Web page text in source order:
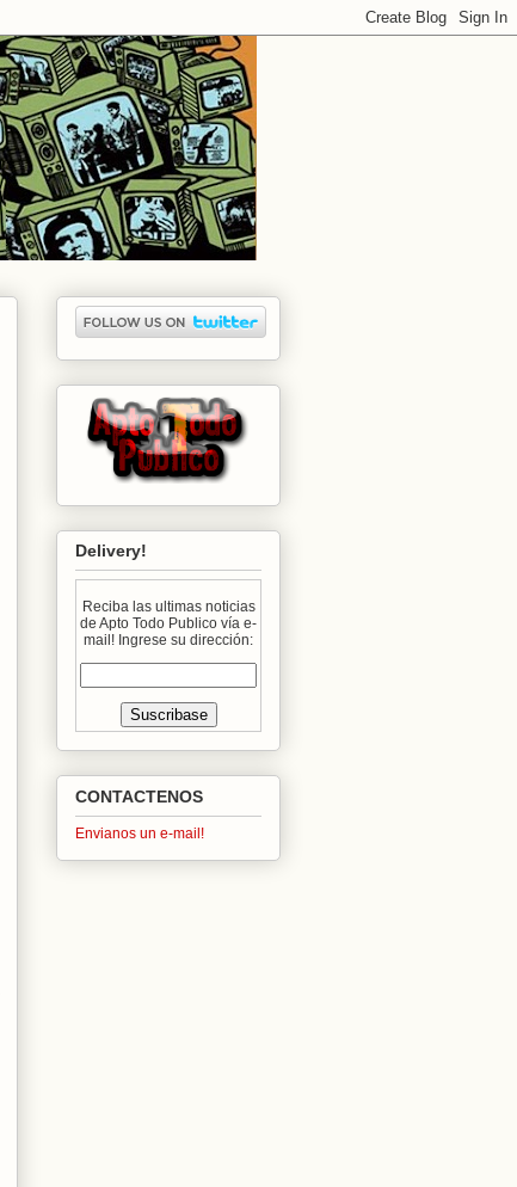
Delivery!
Reciba las ultimas noticias
de Apto Todo Publico vía e-
mail! Ingrese su dirección:
CONTACTENOS
Envianos un e-mail!